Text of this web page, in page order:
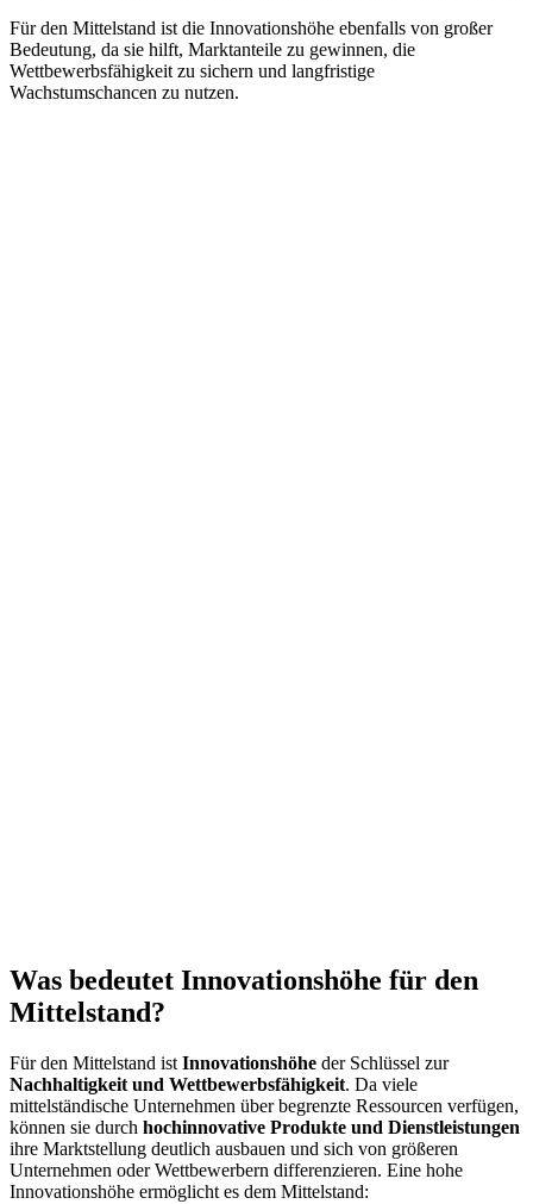
Für den Mittelstand ist die Innovationshöhe ebenfalls von großer
Bedeutung, da sie hilft, Marktanteile zu gewinnen, die
Wettbewerbsfähigkeit zu sichern und langfristige
Wachstumschancen zu nutzen.
Was bedeutet Innovationshöhe für den
Mittelstand?
Für den Mittelstand ist Innovationshöhe der Schlüssel zur
Nachhaltigkeit und Wettbewerbsfähigkeit. Da viele
mittelständische Unternehmen über begrenzte Ressourcen verfügen,
können sie durch hochinnovative Produkte und Dienstleistungen
ihre Marktstellung deutlich ausbauen und sich von größeren
Unternehmen oder Wettbewerbern differenzieren. Eine hohe
Innovationshöhe ermöglicht es dem Mittelstand: